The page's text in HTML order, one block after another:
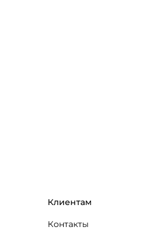
Клиентам
Контакты